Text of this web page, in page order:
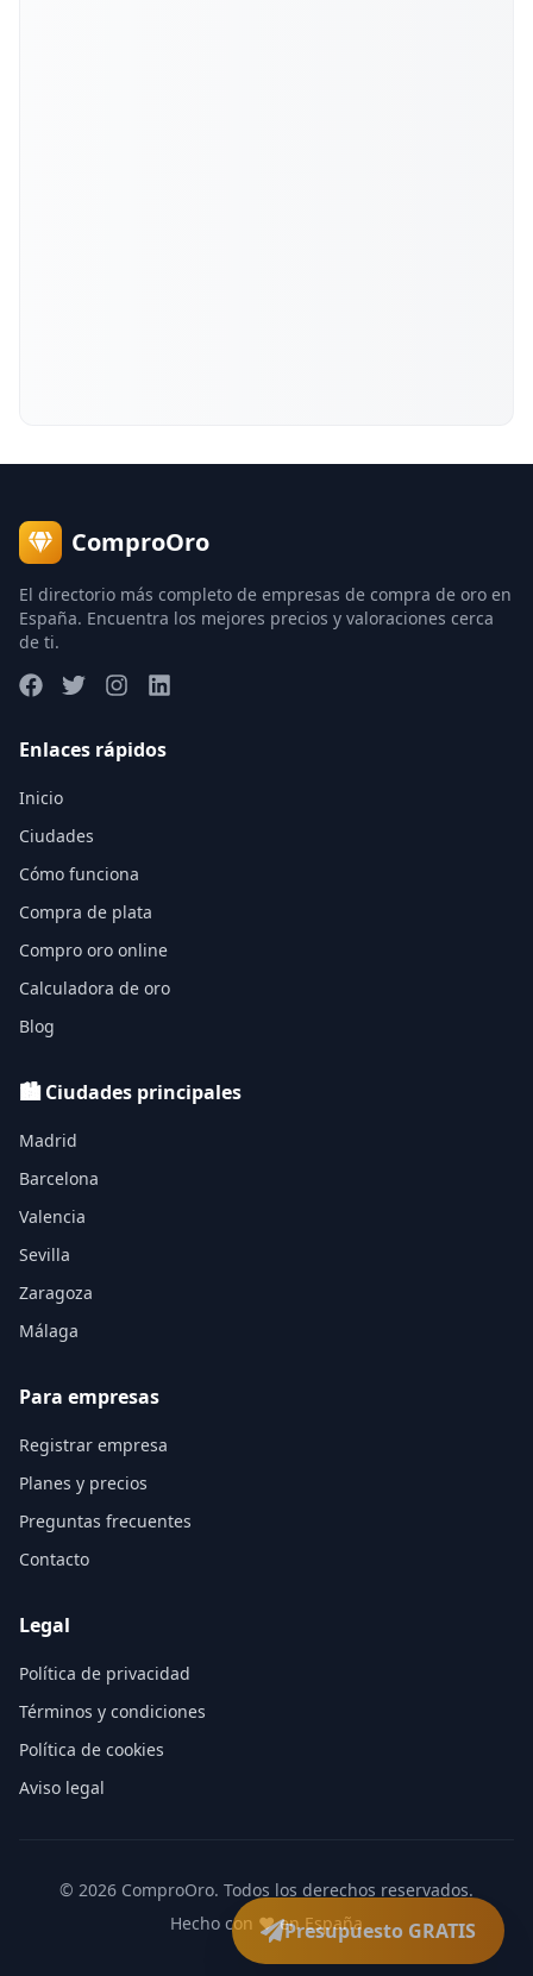
Presupuesto GRATIS
ComproOro
El directorio más completo de empresas de compra de oro en
España. Encuentra los mejores precios y valoraciones cerca
de ti.
Enlaces rápidos
Inicio
Ciudades
Cómo funciona
Compra de plata
Compro oro online
Calculadora de oro
Blog
🏙️ Ciudades principales
Madrid
Barcelona
Valencia
Sevilla
Zaragoza
Málaga
Para empresas
Registrar empresa
Planes y precios
Preguntas frecuentes
Contacto
Legal
Política de privacidad
Términos y condiciones
Política de cookies
Aviso legal
© 2026 ComproOro. Todos los derechos reservados.
Hecho con ❤️ en España